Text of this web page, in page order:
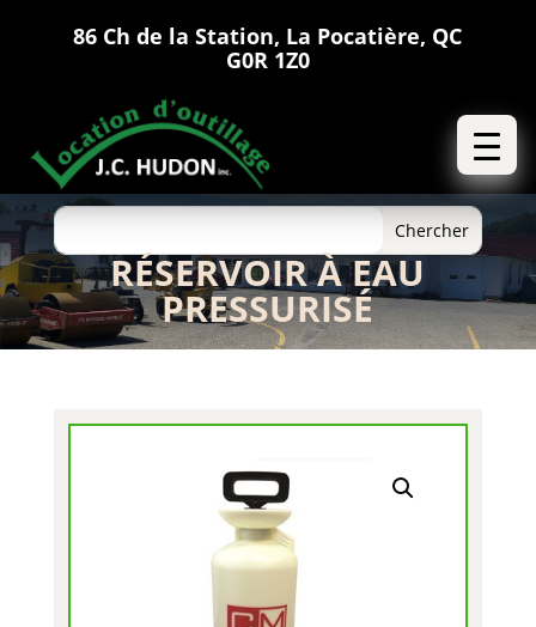
86 Ch de la Station, La Pocatière, QC
G0R 1Z0
RÉSERVOIR À EAU
PRESSURISÉ